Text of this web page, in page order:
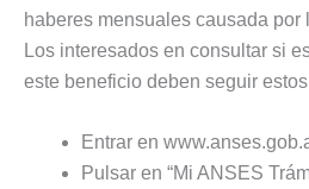
haberes mensuales causada por
Los interesados en consultar si
este beneficio deben seguir
Entrar en
Pulsar en “Mi ANSES